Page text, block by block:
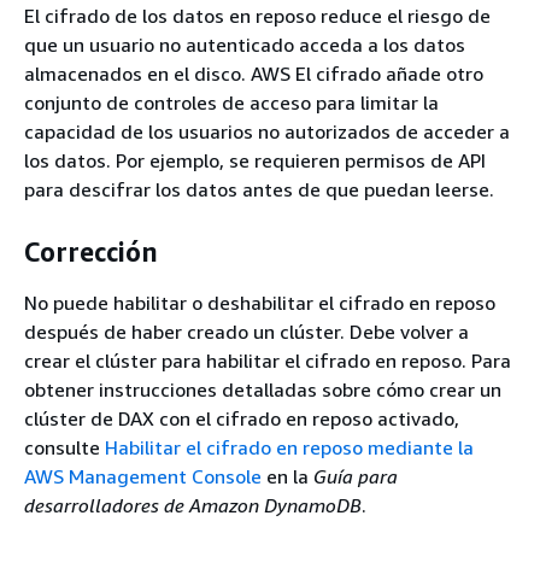
El cifrado de los datos en reposo reduce el riesgo de
que un usuario no autenticado acceda a los datos
almacenados en el disco. AWS El cifrado añade otro
conjunto de controles de acceso para limitar la
capacidad de los usuarios no autorizados de acceder a
los datos. Por ejemplo, se requieren permisos de API
para descifrar los datos antes de que puedan leerse.
Corrección
No puede habilitar o deshabilitar el cifrado en reposo
después de haber creado un clúster. Debe volver a
crear el clúster para habilitar el cifrado en reposo. Para
obtener instrucciones detalladas sobre cómo crear un
clúster de DAX con el cifrado en reposo activado,
consulte Habilitar el cifrado en reposo mediante la
AWS Management Console en la Guía para
desarrolladores de Amazon DynamoDB.